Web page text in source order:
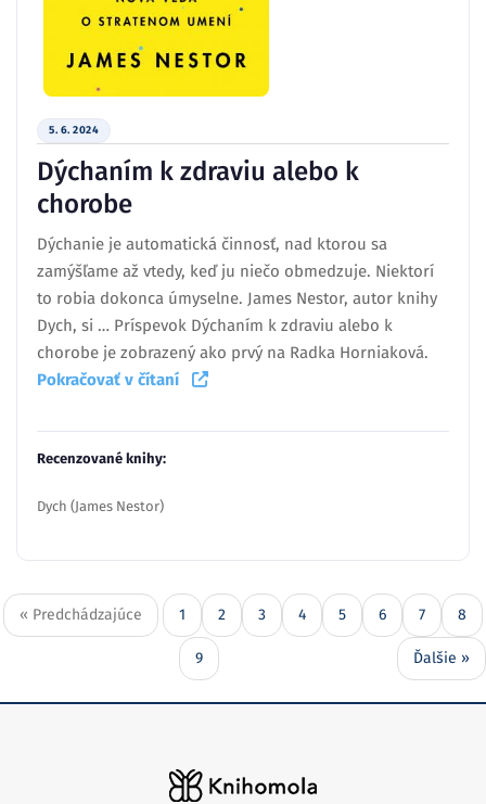
5. 6. 2024
Dýchaním k zdraviu alebo k
chorobe
Dýchanie je automatická činnosť, nad ktorou sa
zamýšľame až vtedy, keď ju niečo obmedzuje. Niektorí
to robia dokonca úmyselne. James Nestor, autor knihy
Dych, si … Príspevok Dýchaním k zdraviu alebo k
chorobe je zobrazený ako prvý na Radka Horniaková.
Pokračovať v čítaní
Recenzované knihy:
Dych (James Nestor)
« Predchádzajúce 1 2 3 4 5 6 7 8
9 Ďalšie »